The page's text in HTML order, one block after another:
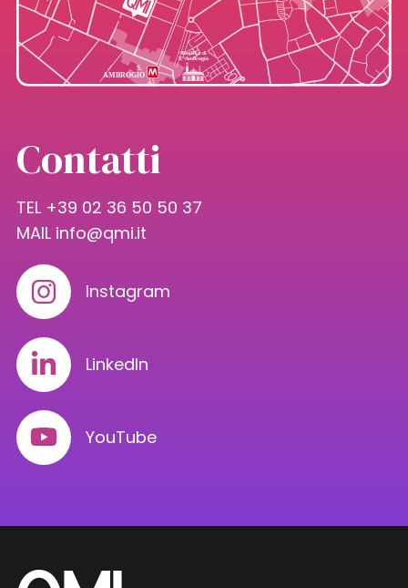
Contatti
TEL +39 02 36 50 50 37
MAIL info@qmi.it
Instagram
LinkedIn
YouTube